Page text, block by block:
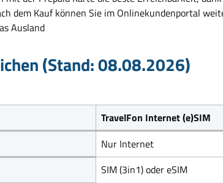
dem Kauf können Sie im Onlinekundenportal
Ausland
(Stand: 08.08.2026)
TravelFon Internet (e)SIM
Nur Internet
SIM (3in1) oder eSIM